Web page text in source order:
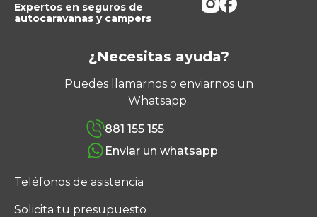
Expertos en seguros de
autocaravanas y campers
¿Necesitas ayuda?
Puedes llamarnos o enviarnos un
Whatsapp.
881 155 155
Enviar un whatsapp
Teléfonos de asistencia
Solicita tu presupuesto